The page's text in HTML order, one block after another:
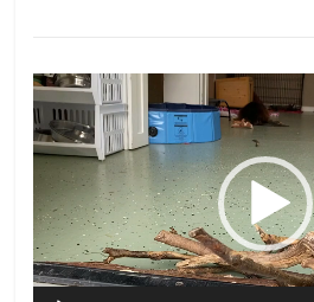
Video
přehrávač